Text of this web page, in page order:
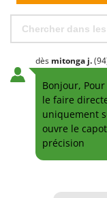
dès mitonga j.
Bonjour,
le faire
uniquement
ouvre le
précision